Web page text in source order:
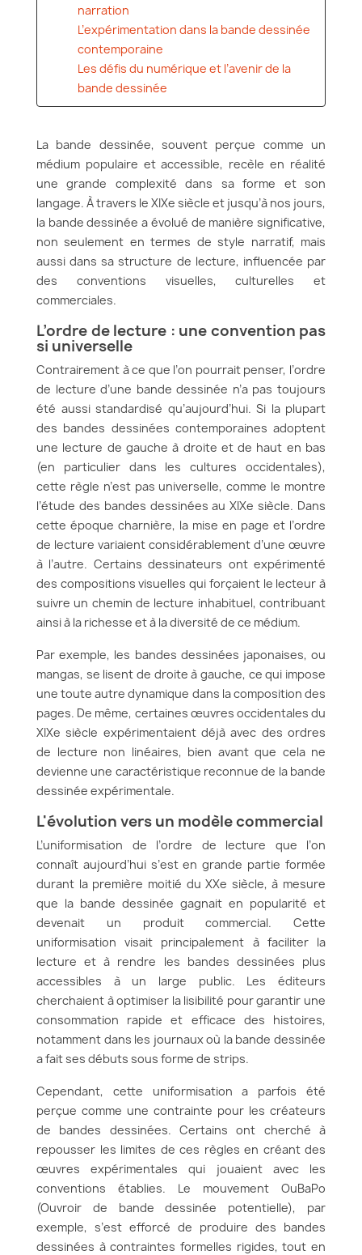
narration
L’expérimentation dans la bande dessinée
contemporaine
Les défis du numérique et l’avenir de la
bande dessinée
La bande dessinée, souvent perçue comme un
médium populaire et accessible, recèle en réalité
une grande complexité dans sa forme et son
langage. À travers le XIXe siècle et jusqu’à nos jours,
la bande dessinée a évolué de manière significative,
non seulement en termes de style narratif, mais
aussi dans sa structure de lecture, influencée par
des conventions visuelles, culturelles et
commerciales.
L’ordre de lecture : une convention pas
si universelle
Contrairement à ce que l’on pourrait penser, l’ordre
de lecture d’une bande dessinée n’a pas toujours
été aussi standardisé qu’aujourd’hui. Si la plupart
des bandes dessinées contemporaines adoptent
une lecture de gauche à droite et de haut en bas
(en particulier dans les cultures occidentales),
cette règle n’est pas universelle, comme le montre
l’étude des bandes dessinées au XIXe siècle. Dans
cette époque charnière, la mise en page et l’ordre
de lecture variaient considérablement d’une œuvre
à l’autre. Certains dessinateurs ont expérimenté
des compositions visuelles qui forçaient le lecteur à
suivre un chemin de lecture inhabituel, contribuant
ainsi à la richesse et à la diversité de ce médium.
Par exemple, les bandes dessinées japonaises, ou
mangas, se lisent de droite à gauche, ce qui impose
une toute autre dynamique dans la composition des
pages. De même, certaines œuvres occidentales du
XIXe siècle expérimentaient déjà avec des ordres
de lecture non linéaires, bien avant que cela ne
devienne une caractéristique reconnue de la bande
dessinée expérimentale.
L'évolution vers un modèle commercial
L’uniformisation de l’ordre de lecture que l’on
connaît aujourd’hui s’est en grande partie formée
durant la première moitié du XXe siècle, à mesure
que la bande dessinée gagnait en popularité et
devenait un produit commercial. Cette
uniformisation visait principalement à faciliter la
lecture et à rendre les bandes dessinées plus
accessibles à un large public. Les éditeurs
cherchaient à optimiser la lisibilité pour garantir une
consommation rapide et efficace des histoires,
notamment dans les journaux où la bande dessinée
a fait ses débuts sous forme de strips.
Cependant, cette uniformisation a parfois été
perçue comme une contrainte pour les créateurs
de bandes dessinées. Certains ont cherché à
repousser les limites de ces règles en créant des
œuvres expérimentales qui jouaient avec les
conventions établies. Le mouvement OuBaPo
(Ouvroir de bande dessinée potentielle), par
exemple, s’est efforcé de produire des bandes
dessinées à contraintes formelles rigides, tout en